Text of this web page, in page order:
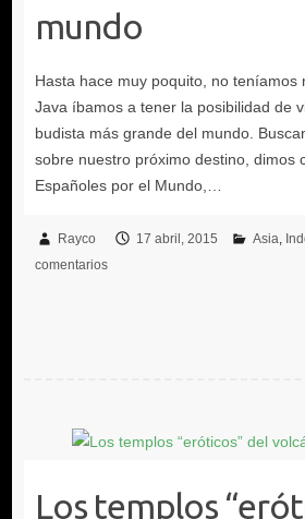
mundo
Rayco 17 abril, 2015 Asia
comentarios
Los templos